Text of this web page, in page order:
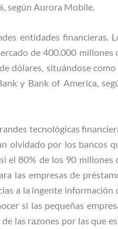
según Aurora Mobile.
entidades financieras.
de 400.000 millones
dólares, situándose como
y Bank of America,
tecnológicas
olvidado por los bancos
el 80% de los 90 millones
las empresas de
a la ingente información
si las pequeñas
las razones por las que